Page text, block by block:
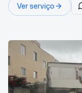
Ver serviço